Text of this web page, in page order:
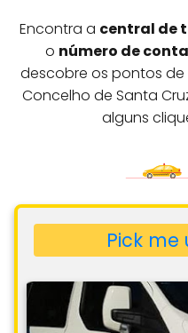
Encontra a central de
o número de
descobre os pontos
Concelho de Santa
alguns
Pick me